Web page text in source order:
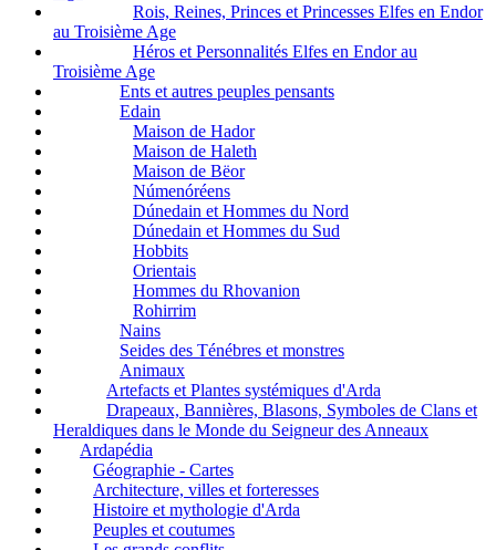
Rois, Reines, Princes et Princesses Elfes en Endor
au Troisième Age
Héros et Personnalités Elfes en Endor au
Troisième Age
Ents et autres peuples pensants
Edain
Maison de Hador
Maison de Haleth
Maison de Bëor
Númenóréens
Dúnedain et Hommes du Nord
Dúnedain et Hommes du Sud
Hobbits
Orientais
Hommes du Rhovanion
Rohirrim
Nains
Seides des Ténébres et monstres
Animaux
Artefacts et Plantes systémiques d'Arda
Drapeaux, Bannières, Blasons, Symboles de Clans et
Heraldiques dans le Monde du Seigneur des Anneaux
Ardapédia
Géographie - Cartes
Architecture, villes et forteresses
Histoire et mythologie d'Arda
Peuples et coutumes